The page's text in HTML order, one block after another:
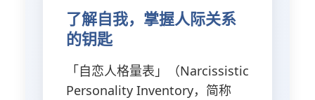
了解自我，掌握人际关系
的钥匙
「自恋人格量表」（Narcissistic
Personality Inventory，简称